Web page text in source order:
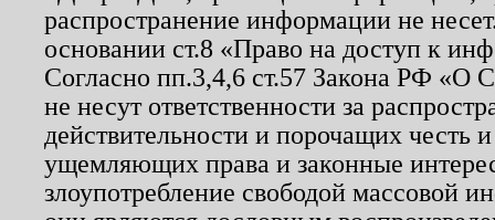
распространение информации не
основании ст.8 «Право на доступ к
Согласно пп.3,4,6 ст.57 Закона РФ «О
не несут ответственности за
действительности и порочащих честь
ущемляющих права и законные
злоупотребление свободой массовой